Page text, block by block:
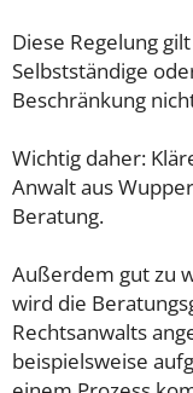
Diese Regelung
Selbstständige
Beschränkung
Wichtig daher:
Anwalt aus
Beratung.
Außerdem gut zu
wird die
Rechtsanwalts
beispielsweise